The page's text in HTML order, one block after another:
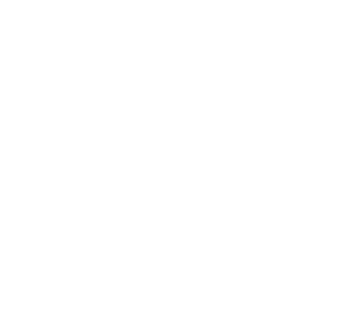
beantragen
abgeben
Beschäftigte beantragen
beantragen
Baden-Württemberg